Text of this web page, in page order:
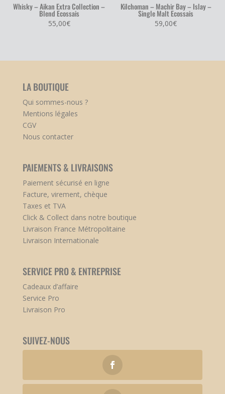
Whisky – Aikan Extra Collection –
Blend Ecossais
55,00€
Kilchoman – Machir Bay – Islay –
Single Malt Ecossais
59,00€
LA BOUTIQUE
Qui sommes-nous ?
Mentions légales
CGV
Nous contacter
PAIEMENTS & LIVRAISONS
Paiement sécurisé en ligne
Facture, virement, chèque
Taxes et TVA
Click & Collect dans notre boutique
Livraison France Métropolitaine
Livraison Internationale
SERVICE PRO & ENTREPRISE
Cadeaux d’affaire
Service Pro
Livraison Pro
SUIVEZ-NOUS